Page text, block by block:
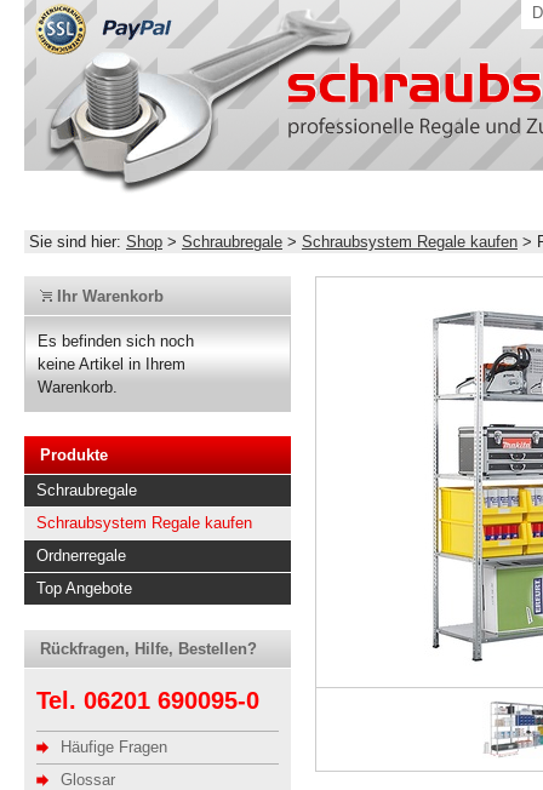
Sie sind hier: Shop > Schraubregale > Schraubsystem Regale kaufen >
Ihr Warenkorb
Es befinden sich noch
keine Artikel in Ihrem
Warenkorb.
Produkte
Schraubregale
Schraubsystem Regale kaufen
Ordnerregale
Top Angebote
Rückfragen, Hilfe, Bestellen?
Tel. 06201 690095-0
Häufige Fragen
Glossar